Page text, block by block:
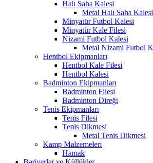
Halı Saha Kalesi
Metal Halı Saha Kalesi
Minyatür Futbol Kalesi
Minyatür Kale Filesi
Nizami Futbol Kalesi
Metal Nizami Futbol
Hentbol Ekipmanları
Hentbol Kale Filesi
Hentbol Kalesi
Badminton Ekipmanları
Badminton Filesi
Badminton Direği
Tenis Ekipmanları
Tenis Filesi
Tenis Dikmesi
Metal Tenis Dikmesi
Kamp Malzemeleri
Hamak